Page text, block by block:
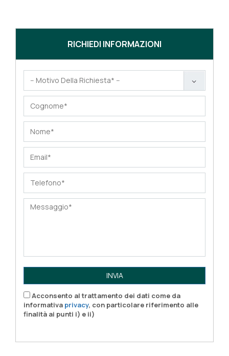
RICHIEDI INFORMAZIONI
INVIA
Acconsento al trattamento dei dati come da
informativa privacy, con particolare riferimento alle
finalità ai punti i) e ii)